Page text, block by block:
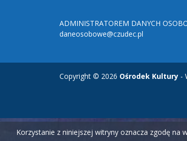
ADMINISTRATOREM DANYCH
daneosobowe@czudec.pl
Copyright © 2026 Ośrodek Kultury -
Korzystanie z niniejszej witryny oznacza zgodę na